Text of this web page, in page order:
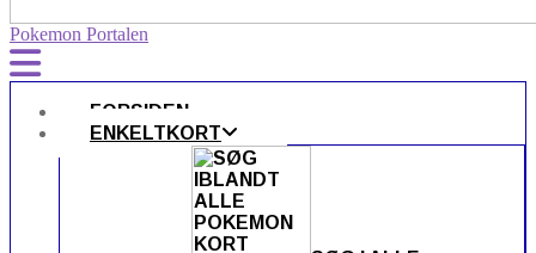
Pokemon Portalen
FORSIDEN
ENKELTKORT